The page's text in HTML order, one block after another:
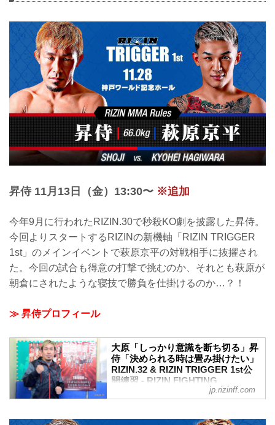
で練習を公開した。
世界王者の渡慶次幸平。MMAルールでの
試合は約4年ぶりとなる渡慶次は、地元・
沖縄で衝撃的なRIZINデビュー戦を飾るこ
とが出来るのか。
キックボクシングとMMAの二刀流を宣言
したものの、久しぶりのMMAでの試合で
敗戦を喫した鈴木千裕。復帰戦となる今
回の試合では、キックで数...
昇侍 11月13日（金）13:30〜 ※追加
今年9月に行われたRIZIN.30で秒殺KO劇を披露した昇侍。
今回よりスタートするRIZINの新機軸「RIZIN TRIGGER
1st」のメインイベントで萩原京平の対戦相手に抜擢され
た。今回の試合も得意の打撃で挑むのか、それとも萩原が
朝倉にされたような寝技で勝負を仕掛けるのか…？！
≫ 昇侍プロフィール
大原「しっかり意識を断ち切る」昇
侍「決められる時は畳み掛けたい」
RIZIN.32 & RIZIN TRIGGER 1st公
開練習 - RIZIN FIGHTING
FEDERATION オフィシャルサイト
RIZIN.32へ出場する大原樹理と、RIZIN
jp.rizinff.com